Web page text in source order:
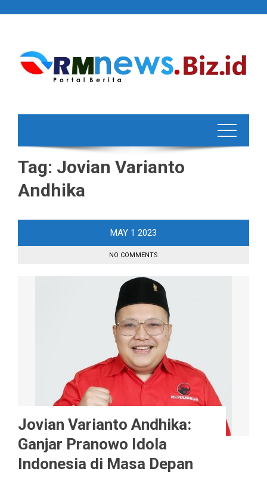
Tag: Jovian Varianto
Andhika
MAY 1 2023
NO COMMENTS
Jovian Varianto Andhika:
Ganjar Pranowo Idola
Indonesia di Masa Depan